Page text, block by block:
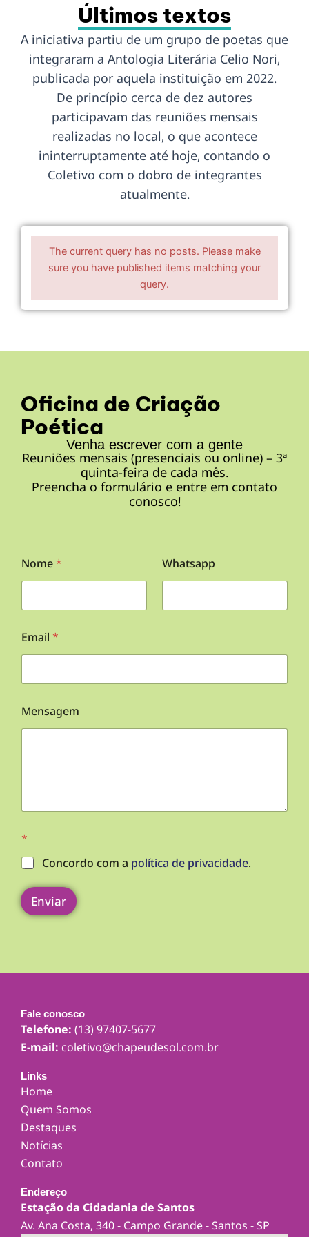
Graduado em Filosofia pela
Universidade Católica de Santos (1989),
professor indeterminado na Etec de São
Sebastião, com experiência em
Educação nas áreas de Ética e
Cidadania, Filosofia, Sociologia e
História.
Últimos textos
A iniciativa partiu de um grupo de poetas que
integraram a Antologia Literária Celio Nori,
publicada por aquela instituição em 2022.
De princípio cerca de dez autores
participavam das reuniões mensais
realizadas no local, o que acontece
ininterruptamente até hoje, contando o
Coletivo com o dobro de integrantes
atualmente.
The current query has no posts. Please make
sure you have published items matching your
query.
Oficina de Criação
Poética
Venha escrever com a gente
Reuniões mensais (presenciais ou online) – 3ª
quinta-feira de cada mês.
Preencha o formulário e entre em contato
conosco!
Nome*
a
s
Whatsapp
Email *
Mensagem
*
Concordo com a política de privacidade.
Enviar
Fale conosco
Telefone: (13) 97407-5677
E-mail: coletivo@chapeudesol.com.br
Links
Home
Quem Somos
Destaques
Notícias
Contato
Endereço
Estação da Cidadania de Santos
Av. Ana Costa, 340 - Campo Grande - Santos - SP